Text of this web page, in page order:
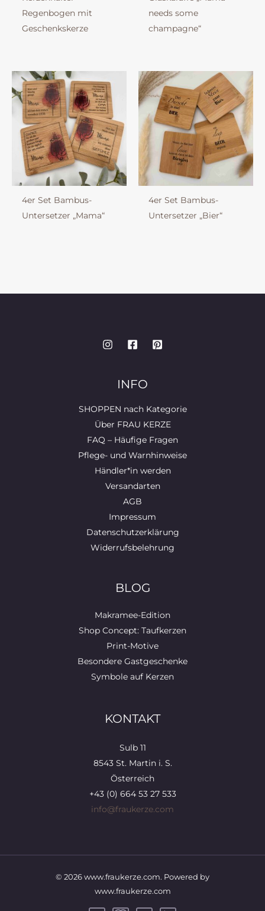
Regenbogen mit
Geschenkskerze
needs some
champagne“
4er Set Bambus-
Untersetzer „Mama“
4er Set Bambus-
Untersetzer „Bier“
INFO
SHOPPEN nach Kategorie
Über FRAU KERZE
FAQ – Häufige Fragen
Pflege- und Warnhinweise
Händler*in werden
Versandarten
AGB
Impressum
Datenschutzerklärung
Widerrufsbelehrung
BLOG
Makramee-Edition
Shop Concept: Taufkerzen
Print-Motive
Besondere Gastgeschenke
Symbole auf Kerzen
KONTAKT
Sulb 11
8543 St. Martin i. S.
Österreich
+43 (0) 664 53 27 533
info@fraukerze.com
© 2026 www.fraukerze.com. Powered by
www.fraukerze.com